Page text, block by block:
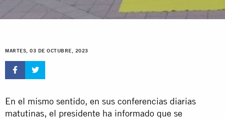
MARTES, 03 DE OCTUBRE, 2023
En el mismo sentido, en sus conferencias diarias
matutinas, el presidente ha informado que se